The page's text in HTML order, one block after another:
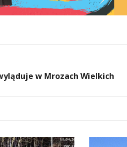
w Mrozach Wielkich